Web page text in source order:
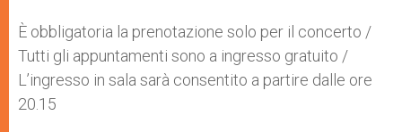
È obbligatoria la prenotazione solo per il concerto /
Tutti gli appuntamenti sono a ingresso gratuito /
L’ingresso in sala sarà consentito a partire dalle ore
20.15